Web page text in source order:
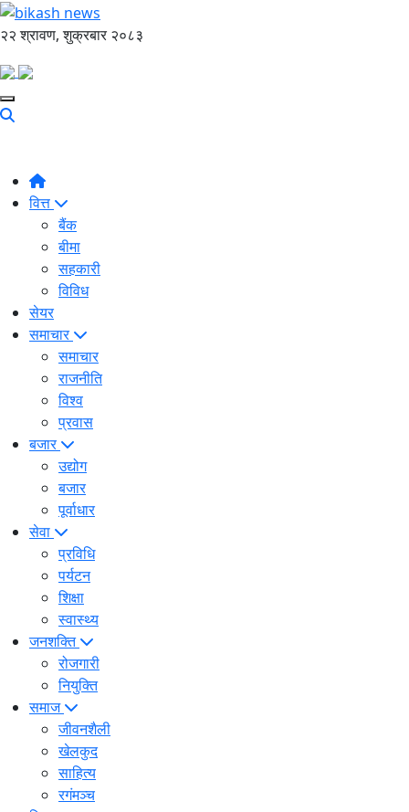
२२ श्रावण, शुक्रबार २०८३
वित्त
बैंक
बीमा
सहकारी
विविध
सेयर
समाचार
समाचार
राजनीति
विश्व
प्रवास
बजार
उद्योग
बजार
पूर्वाधार
सेवा
प्रविधि
पर्यटन
शिक्षा
स्वास्थ्य
जनशक्ति
रोजगारी
नियुक्ति
समाज
जीवनशैली
खेलकुद
साहित्य
रगंमञ्च